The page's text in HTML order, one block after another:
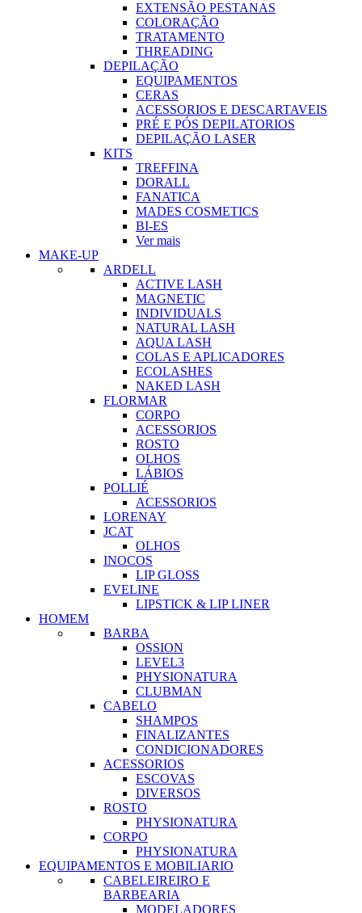
EXTENSÃO PESTANAS
COLORAÇÃO
TRATAMENTO
THREADING
DEPILAÇÃO
EQUIPAMENTOS
CERAS
ACESSORIOS E DESCARTAVEIS
PRÉ E PÓS DEPILATORIOS
DEPILAÇÃO LASER
KITS
TREFFINA
DORALL
FANATICA
MADES COSMETICS
BI-ES
Ver mais
MAKE-UP
ARDELL
ACTIVE LASH
MAGNETIC
INDIVIDUALS
NATURAL LASH
AQUA LASH
COLAS E APLICADORES
ECOLASHES
NAKED LASH
FLORMAR
CORPO
ACESSORIOS
ROSTO
OLHOS
LÁBIOS
POLLIÉ
ACESSORIOS
LORENAY
JCAT
OLHOS
INOCOS
LIP GLOSS
EVELINE
LIPSTICK & LIP LINER
HOMEM
BARBA
OSSION
LEVEL3
PHYSIONATURA
CLUBMAN
CABELO
SHAMPOS
FINALIZANTES
CONDICIONADORES
ACESSORIOS
ESCOVAS
DIVERSOS
ROSTO
PHYSIONATURA
CORPO
PHYSIONATURA
EQUIPAMENTOS E MOBILIARIO
CABELEIREIRO E
BARBEARIA
MODELADORES